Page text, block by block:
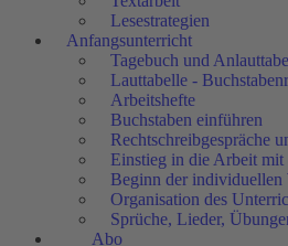
Lesestrategien
Anfangsunterricht
Tagebuch und
Lauttabelle -
Arbeitshefte
Buchstaben einführen
Rechtschreibgespräche
Einstieg in die Arbeit mit
Beginn der individuellen
Organisation des
Sprüche, Lieder,
Abo